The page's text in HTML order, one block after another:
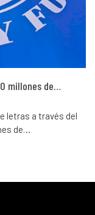
millones de…
letras a través del
de…